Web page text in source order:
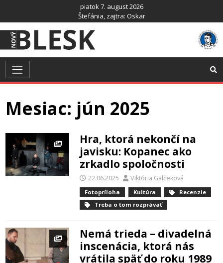
obsah
piatok 7. august 2026
Štefánia , zajtra: Oskar
Mesiac: jún 2025
Hra, ktorá nekončí na
javisku: Kopanec ako
zrkadlo spoločnosti
22.06.2025 Viktória Galčeková
Fotopríloha Kultúra
Recenzie
Treba o tom rozprávať
Nemá trieda – divadelná
inscenácia, ktorá nás
vrátila späť do roku 1989